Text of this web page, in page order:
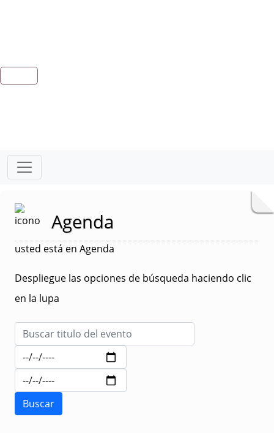
Agenda
usted está en Agenda
Despliegue las opciones de búsqueda haciendo clic
en la lupa